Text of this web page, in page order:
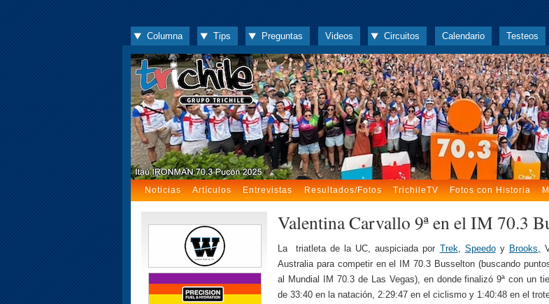
Columna Tips Preguntas Videos Circuitos Calendario Testeos
Noticias Artículos Entrevistas Resultados/Fotos TrichileTV Fotos con Historia
Valentina Carvallo 9ª en el IM 70.3
La triatleta de la UC, auspiciada por Trek, Speedoy Brooks,
Australia para competir en el IM 70.3 Busselton (buscando
al Mundial IM 70.3 de Las Vegas), en donde finalizó 9ª con un
de 33:40 en la natación, 2:29:47 en el ciclismo y 1:40:48 en el